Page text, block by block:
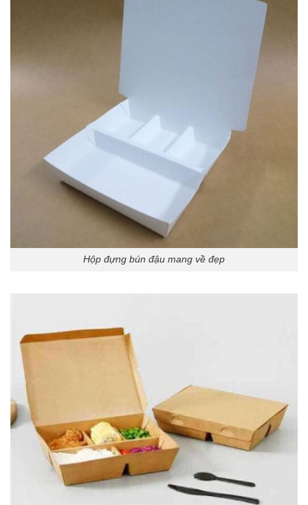
Hộp đựng bún đậu mang về đẹp